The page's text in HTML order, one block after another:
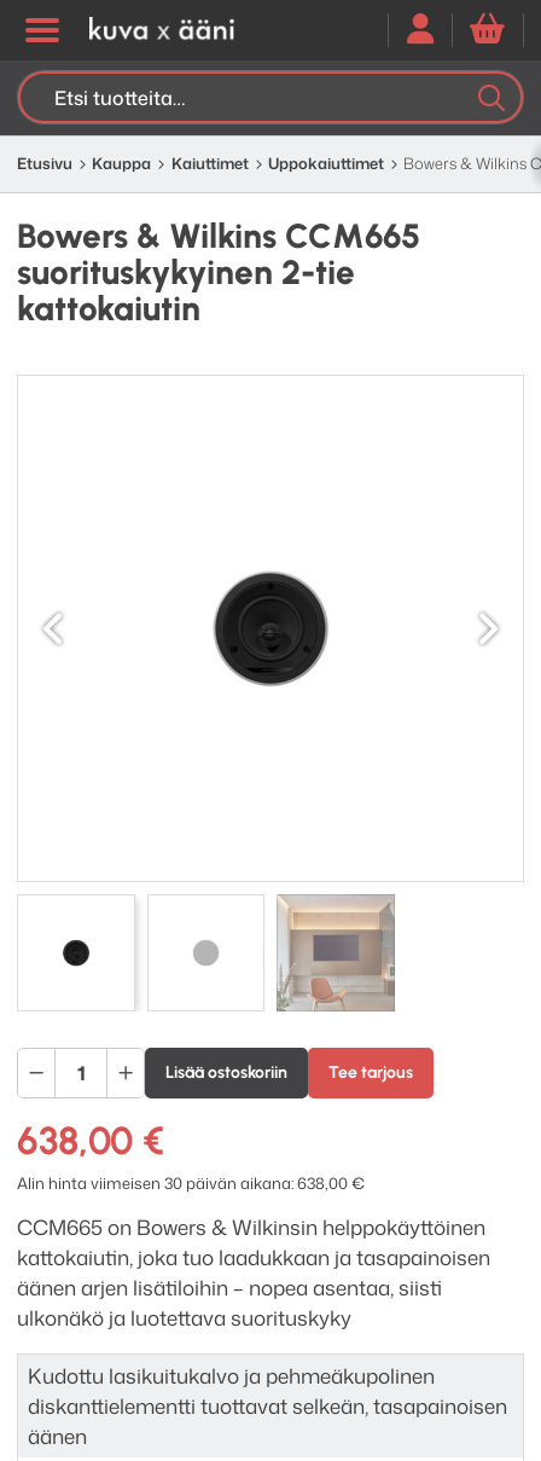
Etsi:
Etusivu Kauppa Kaiuttimet Uppokaiuttimet Bowers & Wilkins
Bowers & Wilkins CCM665
suorituskykyinen 2-tie
kattokaiutin
Bowers
&
Wilkins
CCM665
suorituskykyinen
2-
tie
kattokaiutin
määrä
Lisää ostoskoriin Tee tarjous
638,00 €
Alin hinta viimeisen 30 päivän aikana:638,00€
CCM665 on Bowers & Wilkinsin helppokäyttöinen
kattokaiutin, joka tuo laadukkaan ja tasapainoisen
äänen arjen lisätiloihin – nopea asentaa, siisti
ulkonäkö ja luotettava suorituskyky
Kudottu lasikuitukalvo ja pehmeäkupolinen
diskanttielementti tuottavat selkeän, tasapainoisen
äänen